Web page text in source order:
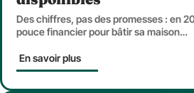
Des chiffres, pas des promesses : en
pouce financier pour bâtir sa maison…
En savoir plus